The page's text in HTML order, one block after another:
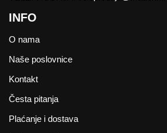
INFO
O nama
Naše poslovnice
Kontakt
Česta pitanja
Plaćanje i dostava